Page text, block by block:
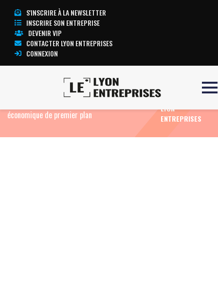
S'INSCRIRE À LA NEWSLETTER
INSCRIRE SON ENTREPRISE
DEVENIR VIP
CONTACTER LYON ENTREPRISES
CONNEXION
Illettrisme et illectronisme
économique de premier plan
L’ACTUALITÉ
LYON
ENTREPRISES